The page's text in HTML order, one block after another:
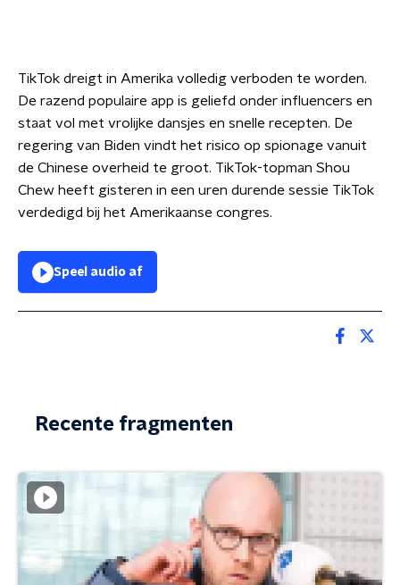
TikTok dreigt in Amerika volledig verboden te worden.
De razend populaire app is geliefd onder influencers en
staat vol met vrolijke dansjes en snelle recepten. De
regering van Biden vindt het risico op spionage vanuit
de Chinese overheid te groot. TikTok-topman Shou
Chew heeft gisteren in een uren durende sessie TikTok
verdedigd bij het Amerikaanse congres.
Speel audio af
Recente fragmenten